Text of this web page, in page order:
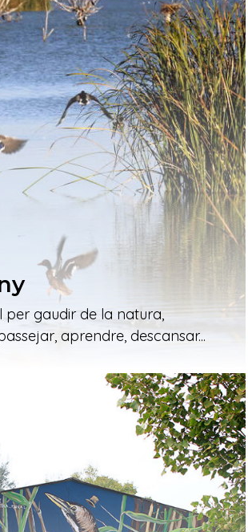
per gaudir de la natura,
aprendre, descansar...